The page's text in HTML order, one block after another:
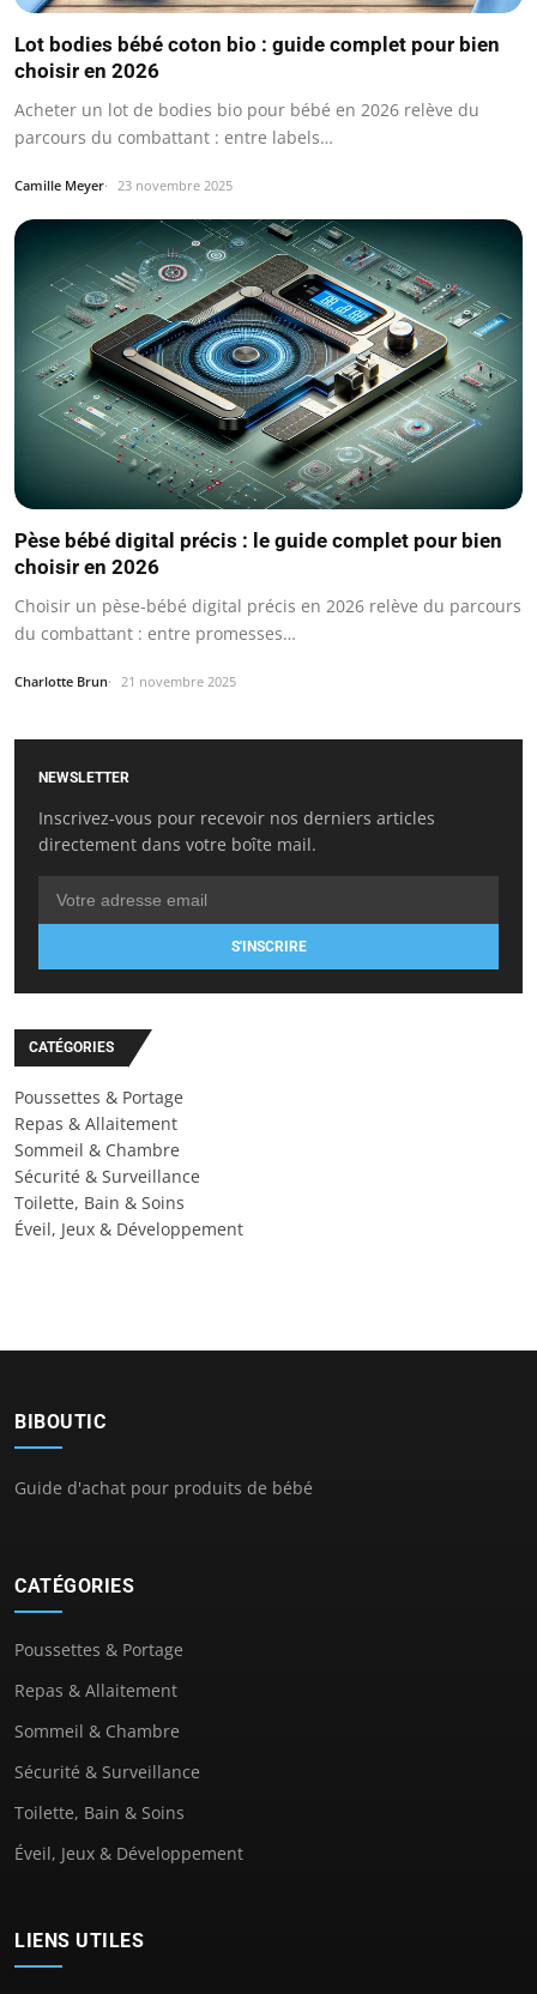
Lot bodies bébé coton bio : guide complet pour bien
choisir en 2026
Acheter un lot de bodies bio pour bébé en 2026 relève du
parcours du combattant : entre labels…
Camille Meyer 23 novembre 2025
Pèse bébé digital précis : le guide complet pour bien
choisir en 2026
Choisir un pèse-bébé digital précis en 2026 relève du parcours
du combattant : entre promesses…
Charlotte Brun 21 novembre 2025
NEWSLETTER
Inscrivez-vous pour recevoir nos derniers articles
directement dans votre boîte mail.
S'INSCRIRE
CATÉGORIES
Poussettes & Portage
Repas & Allaitement
Sommeil & Chambre
Sécurité & Surveillance
Toilette, Bain & Soins
Éveil, Jeux & Développement
BIBOUTIC
Guide d'achat pour produits de bébé
CATÉGORIES
Poussettes & Portage
Repas & Allaitement
Sommeil & Chambre
Sécurité & Surveillance
Toilette, Bain & Soins
Éveil, Jeux & Développement
LIENS UTILES